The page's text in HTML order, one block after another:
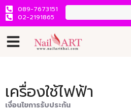
089-7673151
02-2191865
เครื่องใช้ไฟฟ้า
เงื่อนไขการรับประกัน